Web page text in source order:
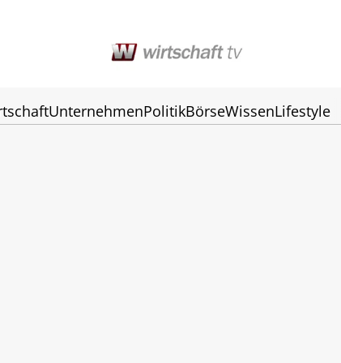
UnternehmenPolitikBörseWissenLifestyle